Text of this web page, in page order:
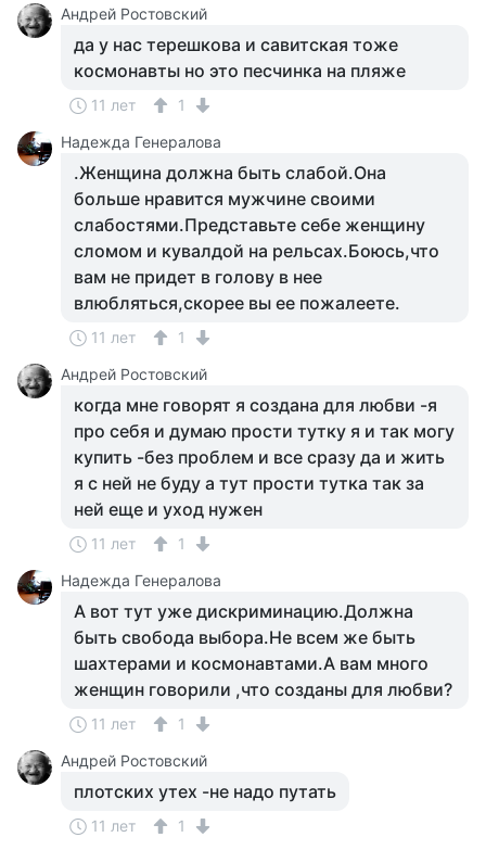
Андрей Ростовский
да у нас терешкова и савитская тоже
космонавты но это песчинка на пляже
11 лет
1
Надежда Генералова
.Женщина должна быть слабой.Она
больше нравится мужчине своими
слабостями.Представьте себе женщину
сломом и кувалдой на рельсах.Боюсь,что
вам не придет в голову в нее
влюбляться,скорее вы ее пожалеете.
11 лет
1
Андрей Ростовский
когда мне говорят я создана для любви -я
про себя и думаю прости тутку я и так могу
купить -без проблем и все сразу да и жить
я с ней не буду а тут прости тутка так за
ней еще и уход нужен
11 лет
1
Надежда Генералова
А вот тут уже дискриминацию.Должна
быть свобода выбора.Не всем же быть
шахтерами и космонавтами.А вам много
женщин говорили ,что созданы для любви?
11 лет
1
Андрей Ростовский
плотских утех -не надо путать
11 лет
1